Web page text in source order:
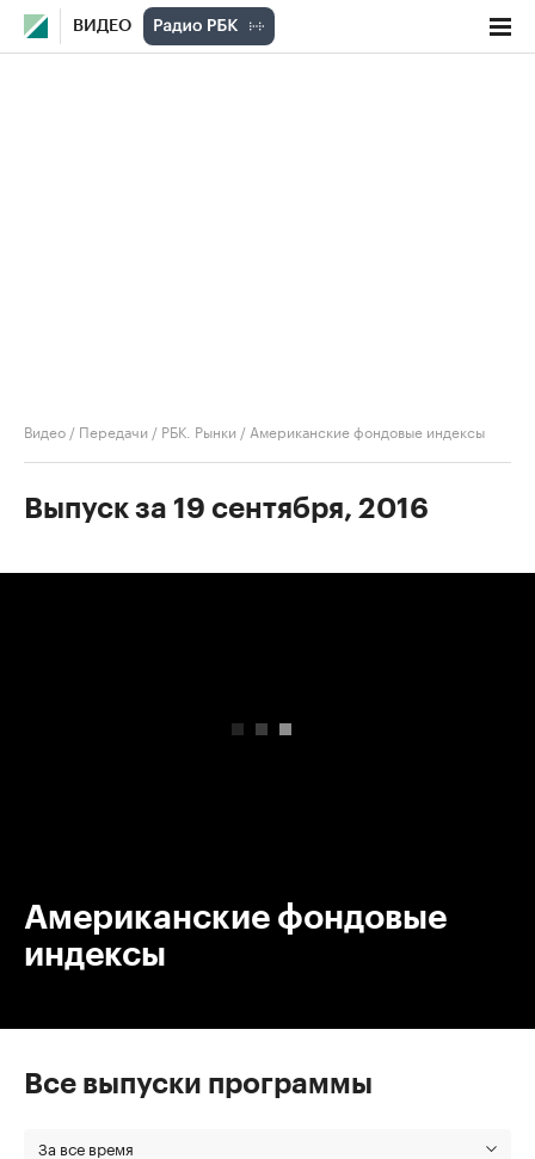
ВИДЕО
Видео / Передачи / РБК. Рынки / Американские фондовые индексы
Выпуск за 19 сентября, 2016
Американские фондовые
индексы
Все выпуски программы
За все время